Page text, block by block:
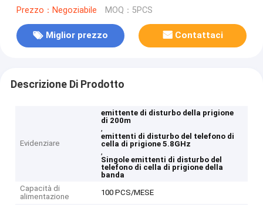
interferenza per carceri e sale esami
Prezzo：Negoziabile MOQ：5PCS
Miglior prezzo Contattaci
Descrizione Di Prodotto
Evidenziare
emittente di disturbo della prigione
di 200m
,
emittenti di disturbo del telefono di
cella di prigione 5.8GHz
,
Singole emittenti di disturbo del
telefono di cella di prigione della
banda
Capacità di
alimentazione
100 PCS/MESE